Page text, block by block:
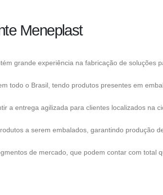
Meneplast
grande experiência na fabricação de soluções
todo o Brasil, tendo produtos presentes em
a entrega agilizada para clientes localizados na
a serem embalados, garantindo produção
de mercado, que podem contar com total